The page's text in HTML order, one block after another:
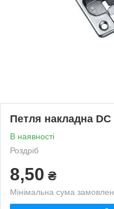
Петля накладна DC
В наявності
Роздріб
8,50 ₴
Мінімальна сума